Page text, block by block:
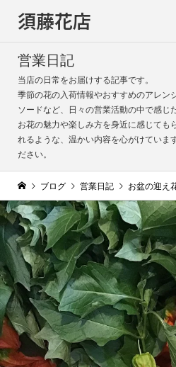
須藤花店
営業日記
当店の日常をお届けする記事です。
季節の花の入荷情報やおすすめのアレン
ソードなど、日々の営業活動の中で感じ
お花の魅力や楽しみ方を身近に感じても
れるような、温かい内容を心がけていま
ださい。
ブログ 営業日記 お盆の迎え花「ホオズ